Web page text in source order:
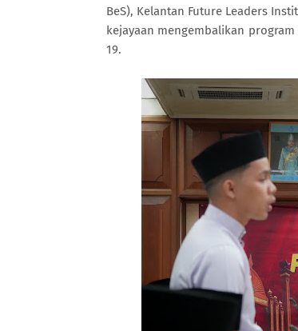
BeS), Kelantan Future Leaders
kejayaan mengembalikan
19.